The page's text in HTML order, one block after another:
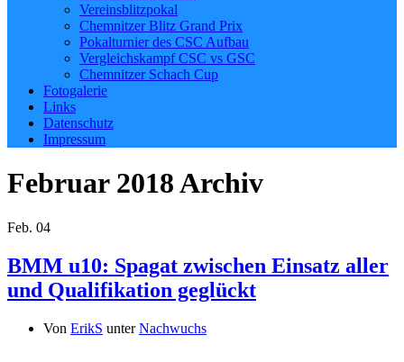
Vereinsblitzpokal
Chemnitzer Blitz Grand Prix
Pokalturnier des CSC Aufbau
Vergleichskampf CSC vs GSC
Chemnitzer Schach Cup
Fotogalerie
Links
Datenschutz
Impressum
Februar 2018Archiv
Feb. 04
BMM u10: Spagat zwischen Einsatz aller
und Qualifikation geglückt
Von ErikS unterNachwuchs